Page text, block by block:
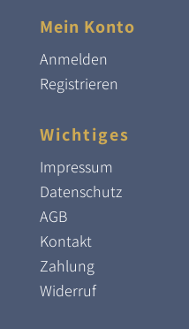
Mein Konto
Anmelden
Registrieren
Wichtiges
Impressum
Datenschutz
AGB
Kontakt
Zahlung
Widerruf